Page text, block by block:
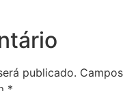
publicado. Campos